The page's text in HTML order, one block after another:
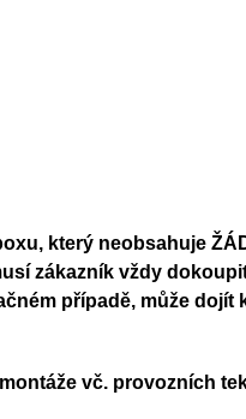
který neobsahuje
zákazník vždy
případě, může dojít
vč. provozních